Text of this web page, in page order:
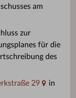
am
zur
für die
des
29
in